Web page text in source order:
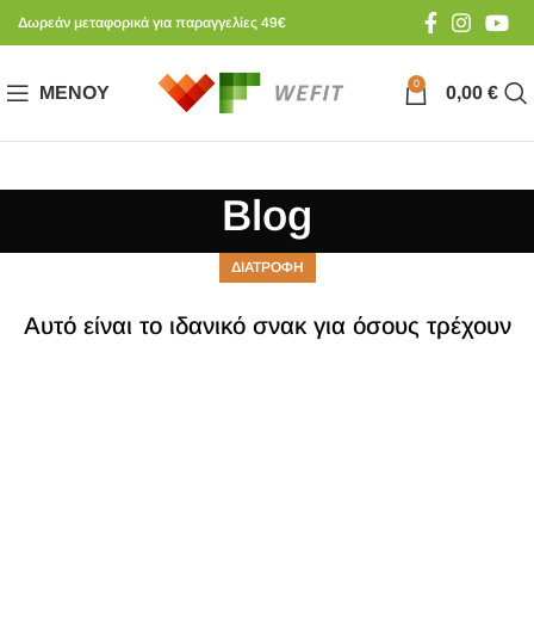
Δωρεάν μεταφορικά για παραγγελίες 49€
ΜΕΝΟΎ 0 0,00 €
Blog
ΔΙΑΤΡΟΦΗ
Αυτό είναι το ιδανικό σνακ για όσους τρέχουν